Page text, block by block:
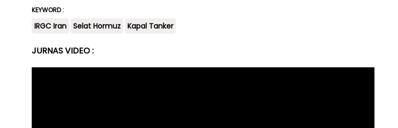
KEYWORD :
IRGC Iran Selat Hormuz Kapal Tanker
JURNAS VIDEO :